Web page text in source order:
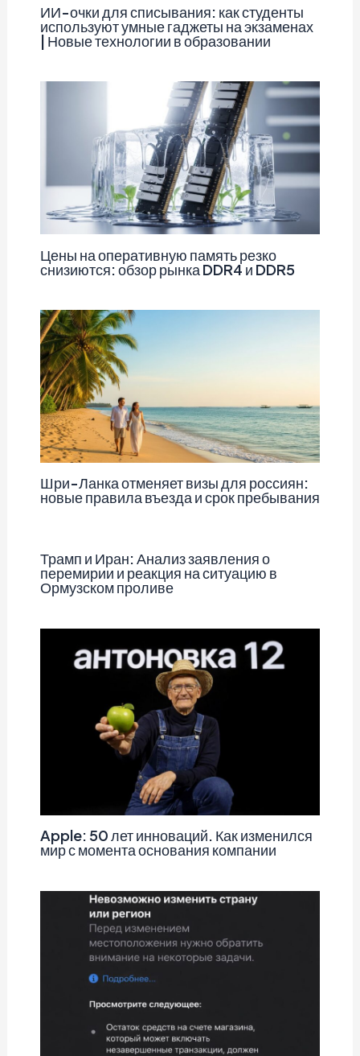
ИИ-очки для списывания: как студенты
используют умные гаджеты на экзаменах
| Новые технологии в образовании
Цены на оперативную память резко
снизиются: обзор рынка DDR4 и DDR5
Шри-Ланка отменяет визы для россиян:
новые правила въезда и срок пребывания
Трамп и Иран: Анализ заявления о
перемирии и реакция на ситуацию в
Ормузском проливе
Apple: 50 лет инноваций. Как изменился
мир с момента основания компании